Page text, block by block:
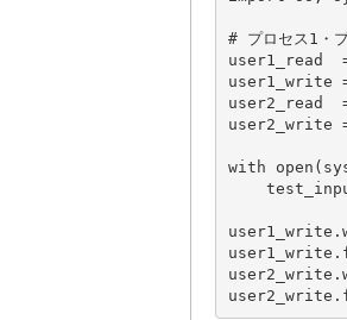
# プロセス1・
user1_read
user1_write
user2_read
user2_write
with